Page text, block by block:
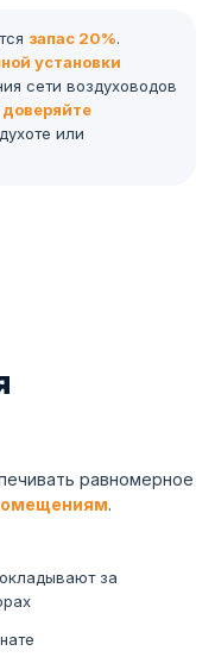
запас 20%.
установки
сети воздуховодов
или
равномерное
.
за